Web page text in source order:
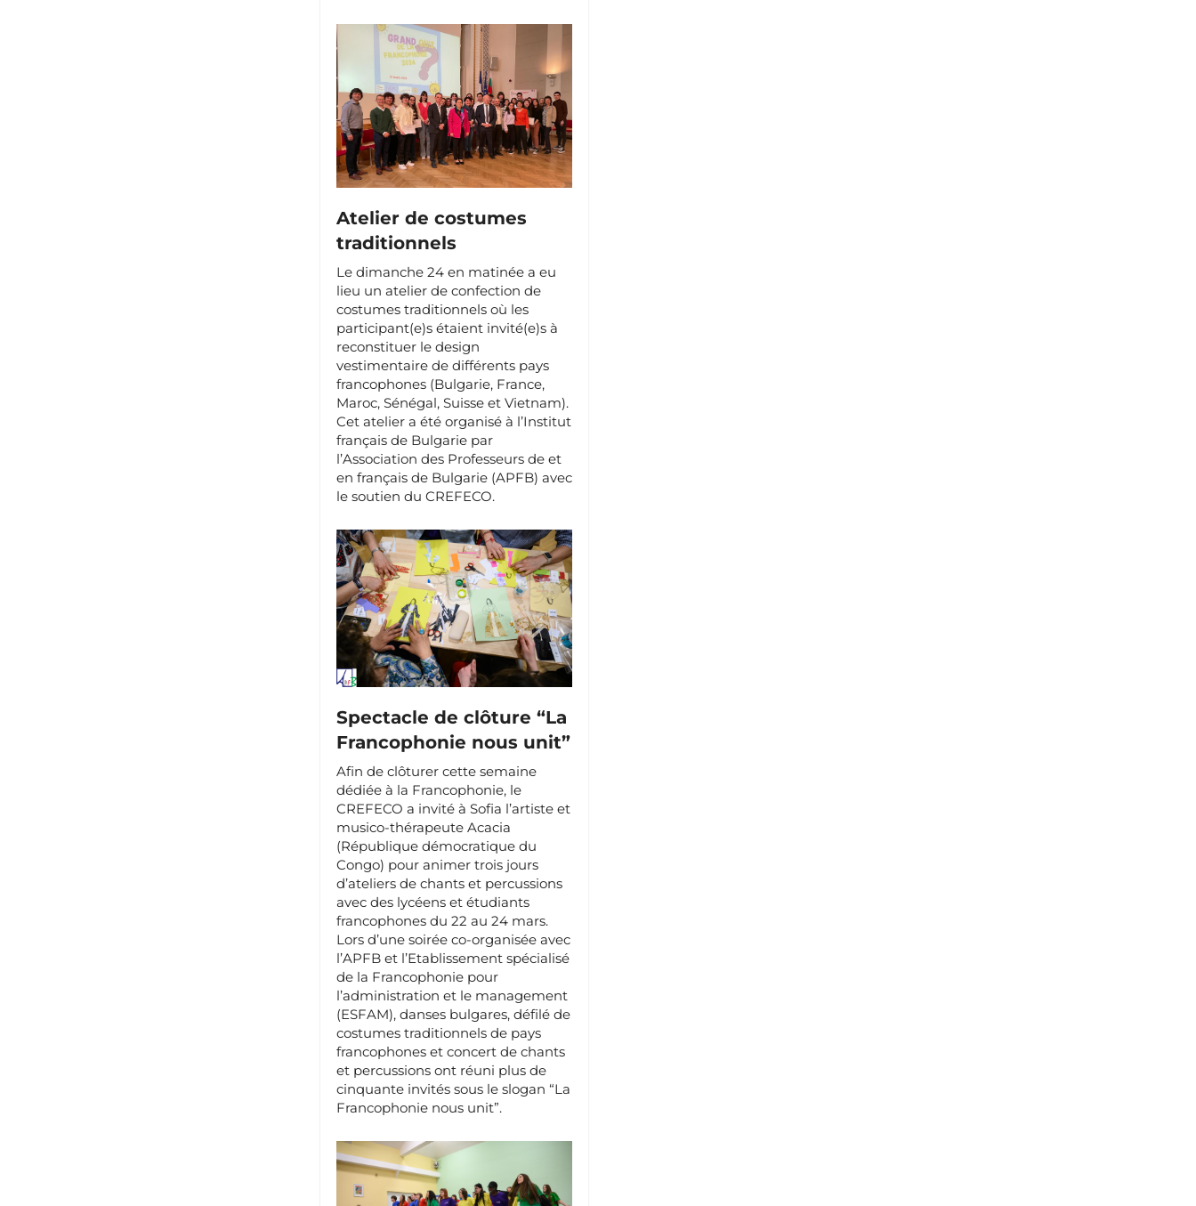
Atelier de costumes
traditionnels
Le dimanche 24 en matinée a eu
lieu un atelier de confection de
costumes traditionnels où les
participant(e)s étaient invité(e)s à
reconstituer le design
vestimentaire de différents pays
francophones (Bulgarie, France,
Maroc, Sénégal, Suisse et Vietnam).
Cet atelier a été organisé à l’Institut
français de Bulgarie par
l’Association des Professeurs de et
en français de Bulgarie (APFB) avec
le soutien du CREFECO.
Spectacle de clôture “La
Francophonie nous unit”
Afin de clôturer cette semaine
dédiée à la Francophonie, le
CREFECO a invité à Sofia l’artiste et
musico-thérapeute Acacia
(République démocratique du
Congo) pour animer trois jours
d’ateliers de chants et percussions
avec des lycéens et étudiants
francophones du 22 au 24 mars.
Lors d’une soirée co-organisée avec
l’APFB et l’Etablissement spécialisé
de la Francophonie pour
l’administration et le management
(ESFAM), danses bulgares, défilé de
costumes traditionnels de pays
francophones et concert de chants
et percussions ont réuni plus de
cinquante invités sous le slogan “La
Francophonie nous unit”.